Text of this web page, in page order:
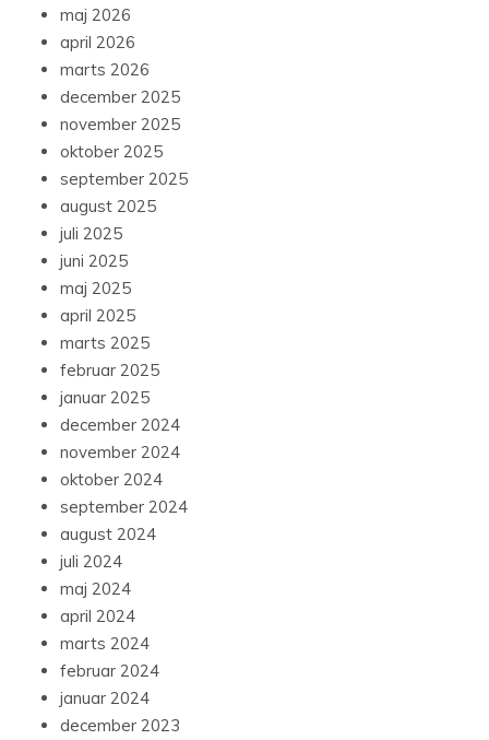
maj 2026
april 2026
marts 2026
december 2025
november 2025
oktober 2025
september 2025
august 2025
juli 2025
juni 2025
maj 2025
april 2025
marts 2025
februar 2025
januar 2025
december 2024
november 2024
oktober 2024
september 2024
august 2024
juli 2024
maj 2024
april 2024
marts 2024
februar 2024
januar 2024
december 2023